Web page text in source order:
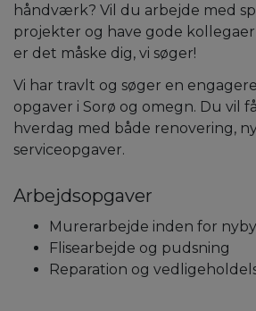
håndværk? Vil du arbejde med
projekter og have gode
er det måske dig, vi søger!
Vi har travlt og søger en
opgaver i Sorø og omegn. Du vil
hverdag med både renovering,
serviceopgaver.
Arbejdsopgaver
Murerarbejde inden for
Flisearbejde og pudsning
Reparation og